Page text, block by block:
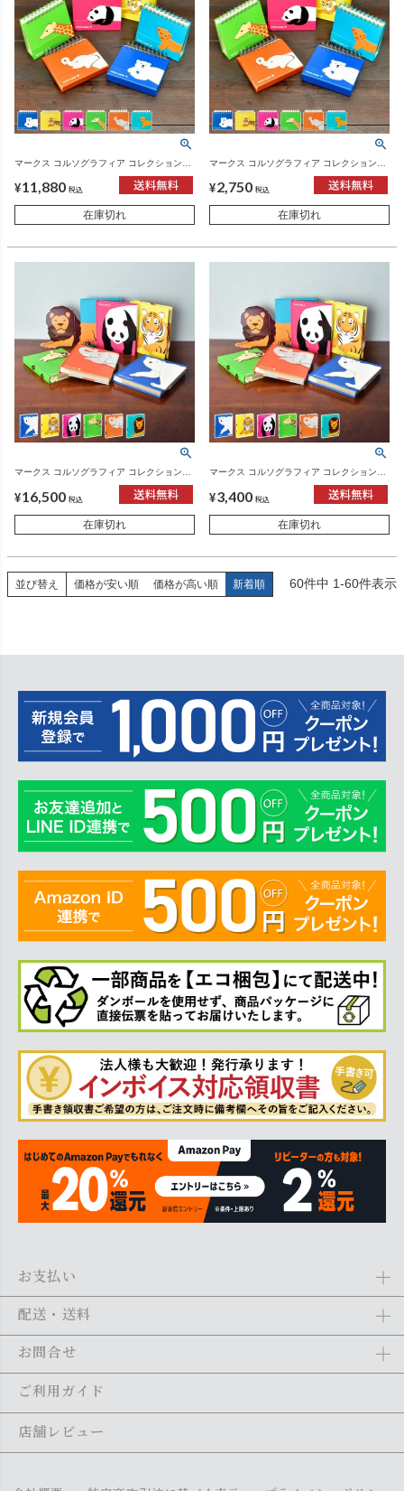
マークス コルソグラフィア コレクションア
アルバム
¥11,880 税込
在庫切れ
マークス コルソグラフィア コレクションア
¥2,750 税込
在庫切れ
マークス コルソグラフィア コレクションア
ム
¥16,500 税込
在庫切れ
マークス コルソグラフィア コレクションア
¥3,400 税込
在庫切れ
並び替え 価格が安い順 価格が高い順 新着順 60件中 1-60件表示
お支払い
Amazon Pay、クレジットカード、代金引換、あと払い(ペイディ)、銀
い。
配送・送料
全商品送料無料
状況によって、多少前後する場合がございます。詳しくは
お問合せ
メール：shopping@monogallery.jp
メールの返信につきましては、1～2営業日以内にさせていただいてお
ご利用ガイド
店舗レビュー